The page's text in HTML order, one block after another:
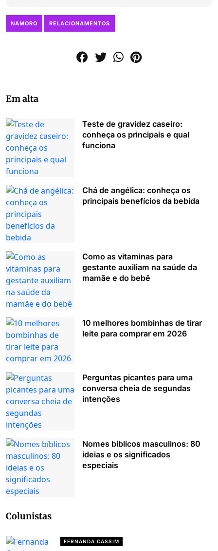
NAMORO RELACIONAMENTOS
Em alta
Teste de gravidez caseiro:
conheça os principais e qual
funciona
Chá de angélica: conheça os
principais benefícios da bebida
Como as vitaminas para
gestante auxiliam na saúde da
mamãe e do bebê
10 melhores bombinhas de tirar
leite para comprar em 2026
Perguntas picantes para uma
conversa cheia de segundas
intenções
Nomes bíblicos masculinos: 80
ideias e os significados
especiais
Colunistas
FERNANDA CASSIM